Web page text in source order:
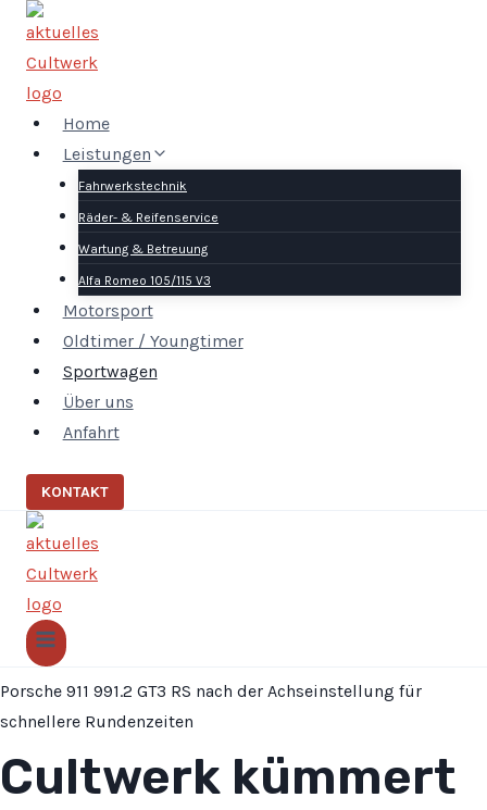
Zum
Inhalt
springen
Home
Leistungen
Fahrwerkstechnik
Räder- & Reifenservice
Wartung & Betreuung
Alfa Romeo 105/115 V3
Motorsport
Oldtimer / Youngtimer
Sportwagen
Über uns
Anfahrt
KONTAKT
Porsche 911 991.2 GT3 RS nach der Achseinstellung für
schnellere Rundenzeiten
Cultwerk kümmert